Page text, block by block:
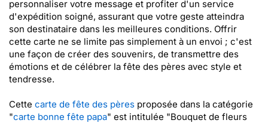
personnaliser votre message et profiter d'un service
d'expédition soigné, assurant que votre geste atteindra
son destinataire dans les meilleures conditions. Offrir
cette carte ne se limite pas simplement à un envoi ; c'est
une façon de créer des souvenirs, de transmettre des
émotions et de célébrer la fête des pères avec style et
tendresse.
Cette carte de fête des pères proposée dans la catégorie
"carte bonne fête papa" est intitulée "Bouquet de fleurs